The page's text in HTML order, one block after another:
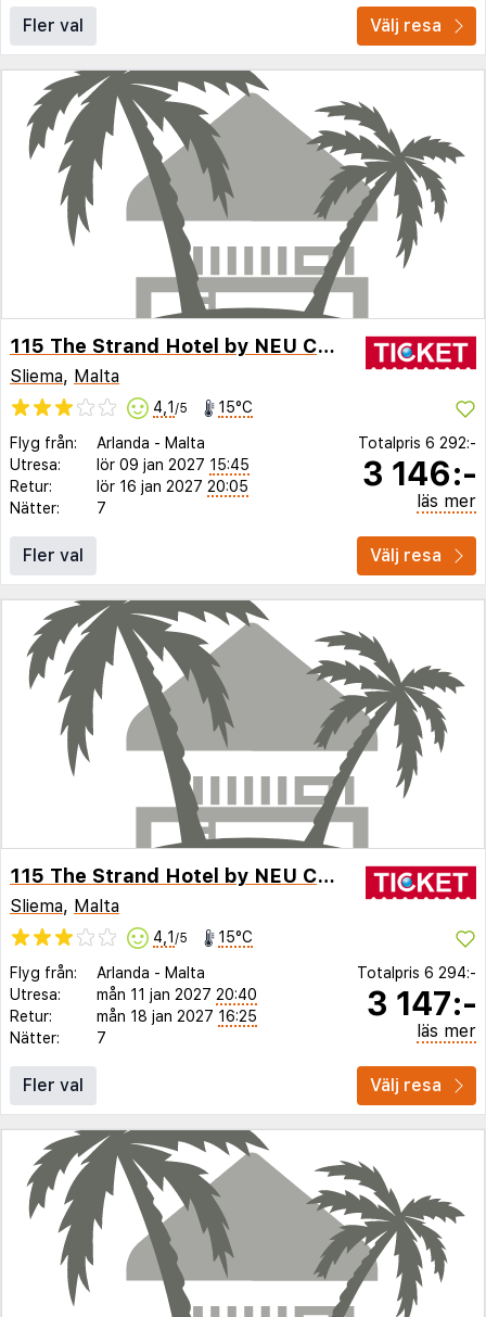
Fler val Välj resa
115 The Strand Hotel by NEU Collective
Sliema, Malta
4,1 /5 15°C
Flyg från: Arlanda - Malta
Utresa:
lör 09 jan 2027 15:45
Retur:
lör 16 jan 2027 20:05
Nätter:
7
Totalpris 6 292:-
3 146:-
läs mer
Fler val Välj resa
115 The Strand Hotel by NEU Collective
Sliema, Malta
4,1 /5 15°C
Flyg från: Arlanda - Malta
Utresa:
mån 11 jan 2027 20:40
Retur:
mån 18 jan 2027 16:25
Nätter:
7
Totalpris 6 294:-
3 147:-
läs mer
Fler val Välj resa